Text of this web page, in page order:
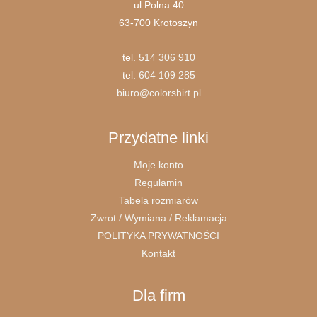
ul Polna 40
63-700 Krotoszyn
tel. 514 306 910
tel. 604 109 285
biuro@colorshirt.pl
Przydatne linki
Moje konto
Regulamin
Tabela rozmiarów
Zwrot / Wymiana / Reklamacja
POLITYKA PRYWATNOŚCI
Kontakt
Dla firm